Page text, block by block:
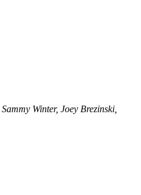
Winter, Joey Brezinski,